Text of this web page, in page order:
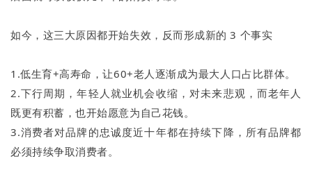
如今，这三大原因都开始失效，反而形成新的 3 个事实
1.低生育+高寿命，让60+老人逐渐成为最大人口占比群体。
2.下行周期，年轻人就业机会收缩，对未来悲观，而老年人
既更有积蓄，也开始愿意为自己花钱。
3.消费者对品牌的忠诚度近十年都在持续下降，所有品牌都
必须持续争取消费者。